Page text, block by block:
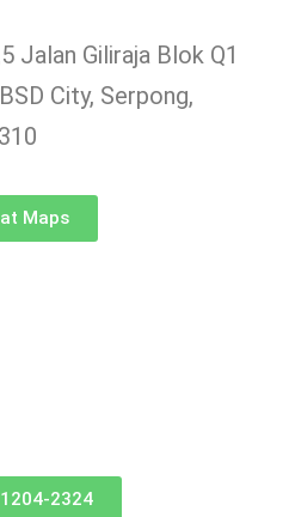
Jalan Giliraja Blok Q1
City, Serpong,
Maps
2324